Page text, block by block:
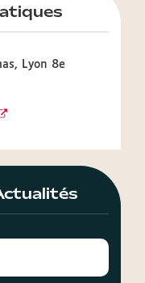
Lyon 8e